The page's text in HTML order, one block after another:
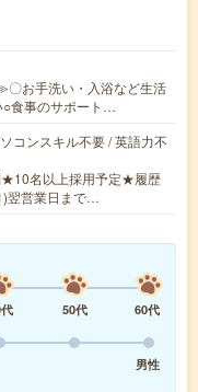
お手洗い・入浴など生活
○食事のサポート…
コンスキル不要 / 英語力不
名以上採用予定★履歴
翌営業日まで…
50代
60代
男性